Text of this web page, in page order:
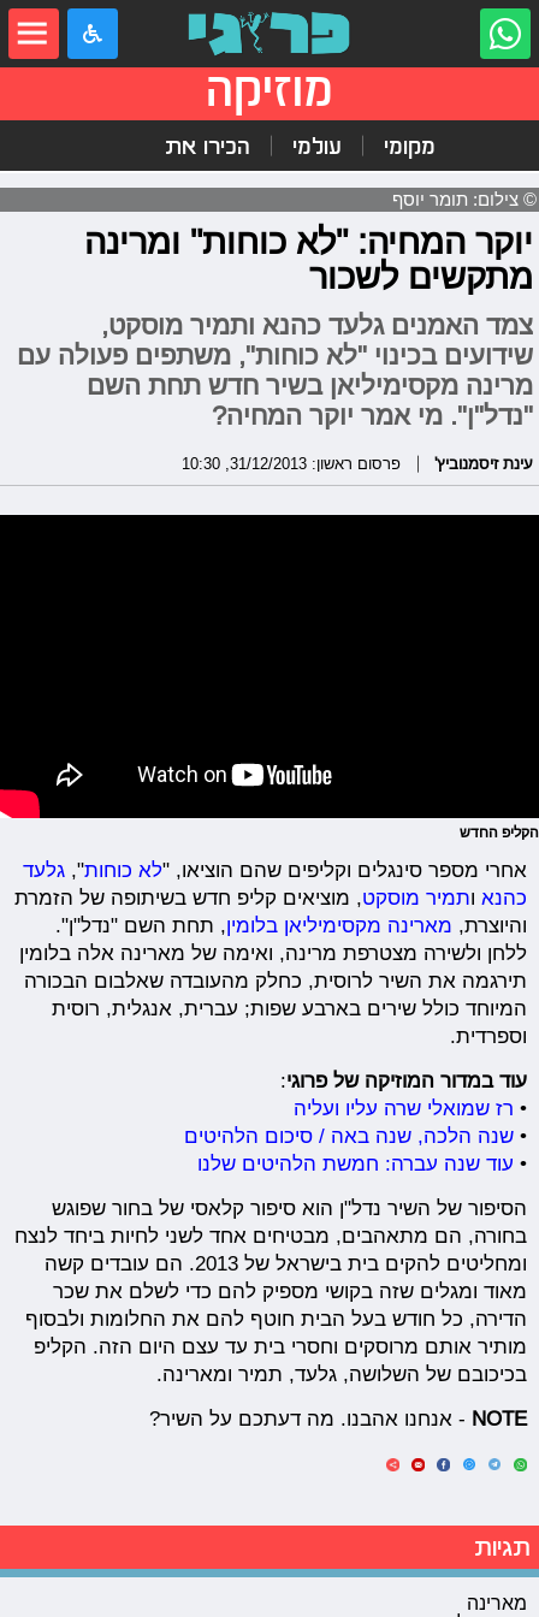
מוזיקה
מקומי עולמי הכירו את
© צילום: תומר יוסף
יוקר המחיה: "לא כוחות" ומרינה
מתקשים לשכור
צמד האמנים גלעד כהנא ותמיר מוסקט,
שידועים בכינוי "לא כוחות", משתפים פעולה עם
מרינה מקסימיליאן בשיר חדש תחת השם
"נדל"ן". מי אמר יוקר המחיה?
עינת זיסמנוביץ' פרסום ראשון: 31/12/2013, 10:30
הקליפ החדש
אחרי מספר סינגלים וקליפים שהם הוציאו, "לא כוחות",גלעד
כהנא ותמיר מוסקט, מוציאים קליפ חדש בשיתופה של הזמרת
והיוצרת, מארינה מקסימיליאן בלומין, תחת השם "נדל"ן".
ללחן ולשירה מצטרפת מרינה, ואימה של מארינה אלה בלומין
תירגמה את השיר לרוסית, כחלק מהעובדה שאלבום הבכורה
המיוחד כולל שירים בארבע שפות; עברית, אנגלית, רוסית
וספרדית.
עוד במדור המוזיקה של פרוגי:
• רז שמואלי שרה עליו ועליה
•שנה הלכה, שנה באה / סיכום הלהיטים
• עוד שנה עברה: חמשת הלהיטים שלנו
הסיפור של השיר נדל"ן הוא סיפור קלאסי של בחור שפוגש
בחורה, הם מתאהבים, מבטיחים אחד לשני לחיות ביחד לנצח
ומחליטים להקים בית בישראל של 2013. הם עובדים קשה
מאוד ומגלים שזה בקושי מספיק להם כדי לשלם את שכר
הדירה, כל חודש בעל הבית חוטף להם את החלומות ולבסוף
מותיר אותם מרוסקים וחסרי בית עד עצם היום הזה. הקליפ
בכיכובם של השלושה, גלעד, תמיר ומארינה.
NOTE - אנחנו אהבנו. מה דעתכם על השיר?
תגיות
מארינה